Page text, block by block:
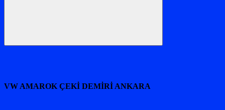
Ara
VW AMAROK ÇEKİ DEMİRİ ANKARA